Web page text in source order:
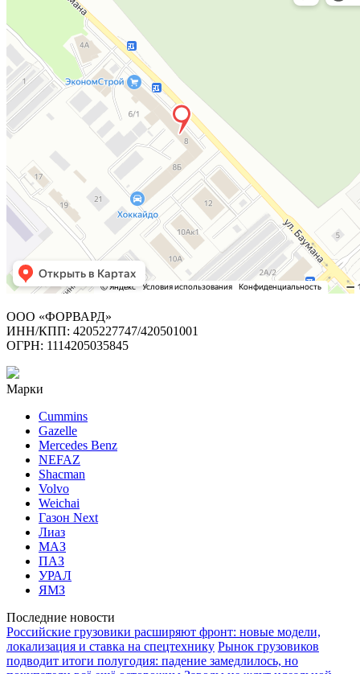
ООО «ФОРВАРД»
ИНН/КПП: 4205227747/420501001
ОГРН: 1114205035845
Марки
Cummins
Gazelle
Mercedes Benz
NEFAZ
Shacman
Volvo
Weichai
Газон Next
Лиаз
МАЗ
ПАЗ
УРАЛ
ЯМЗ
Последние новости
Российские грузовики расширяют фронт: новые модели,
локализация и ставка на спецтехнику Рынок грузовиков
подводит итоги полугодия: падение замедлилось, но